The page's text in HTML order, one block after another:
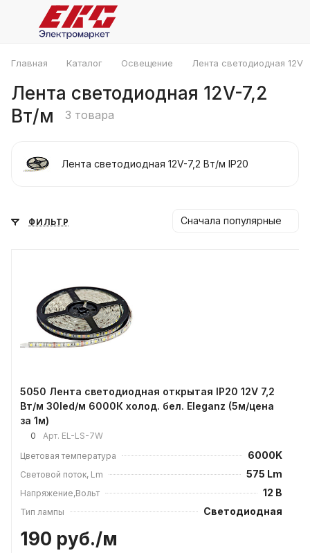
Главная Каталог Освещение Лента светодиодная 12V
Лента светодиодная 12V-7,2
Вт/м
3 товара
Лента светодиодная 12V-7,2 Вт/м IP20
ФИЛЬТР Сначала популярные
5050 Лента светодиодная открытая IP20 12V 7,2
Вт/м 30led/м 6000К холод. бел. Eleganz (5м/цена
за 1м)
0 Арт. EL-LS-7W
Цветовая температура
6000K
Световой поток, Lm 575 Lm
Напряжение,Вольт 12 В
Тип лампы Светодиодная
190 руб./м